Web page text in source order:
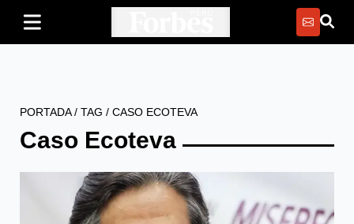
PORTADA/ TAG / CASO ECOTEVA
Caso Ecoteva